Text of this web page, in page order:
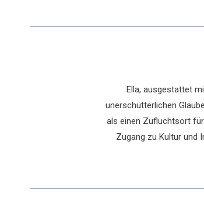
Ella, ausgestattet
unerschütterlichen
als einen Zufluchtsort
Zugang zu Kultur und